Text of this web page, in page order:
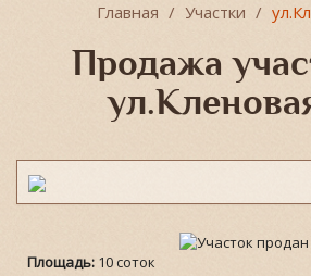
Главная Участки
Продажа
Площадь: 10 соток